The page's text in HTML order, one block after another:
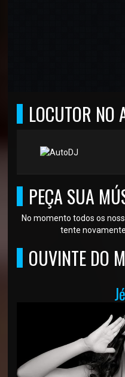
LOCUTOR NO
PEÇA SUA
No momento todos os
tente
OUVINTE DO